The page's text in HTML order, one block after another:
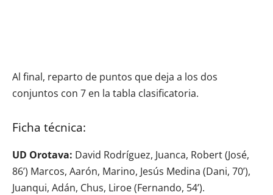
Al final, reparto de puntos que deja a los dos
conjuntos con 7 en la tabla clasificatoria.
Ficha técnica:
UD Orotava: David Rodríguez, Juanca, Robert (José,
86’) Marcos, Aarón, Marino, Jesús Medina (Dani, 70’),
Juanqui, Adán, Chus, Liroe (Fernando, 54’).